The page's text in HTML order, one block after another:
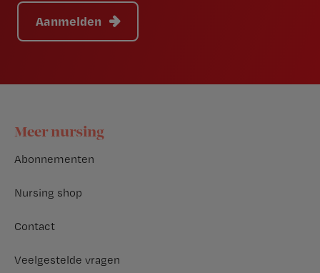
Aanmelden
Footer
Meer nursing
Abonnementen
Nursing shop
Contact
Veelgestelde vragen